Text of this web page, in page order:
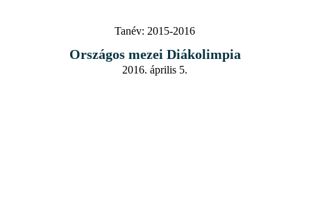
Tanév: 2015-2016
Országos mezei Diákolimpia
2016. április 5.